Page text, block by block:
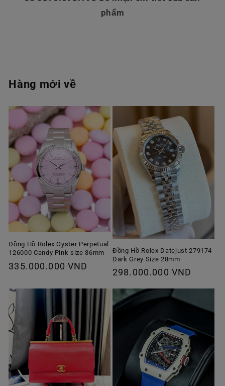
phẩm
Hàng mới về
Đồng Hồ Rolex Oyster Perpetual
126000 Candy Pink size 36mm
Giá
thường
335.000.000 VND
Đồng Hồ Rolex Datejust 279174
Dark Grey Size 28mm
Giá
thường
298.000.000 VND